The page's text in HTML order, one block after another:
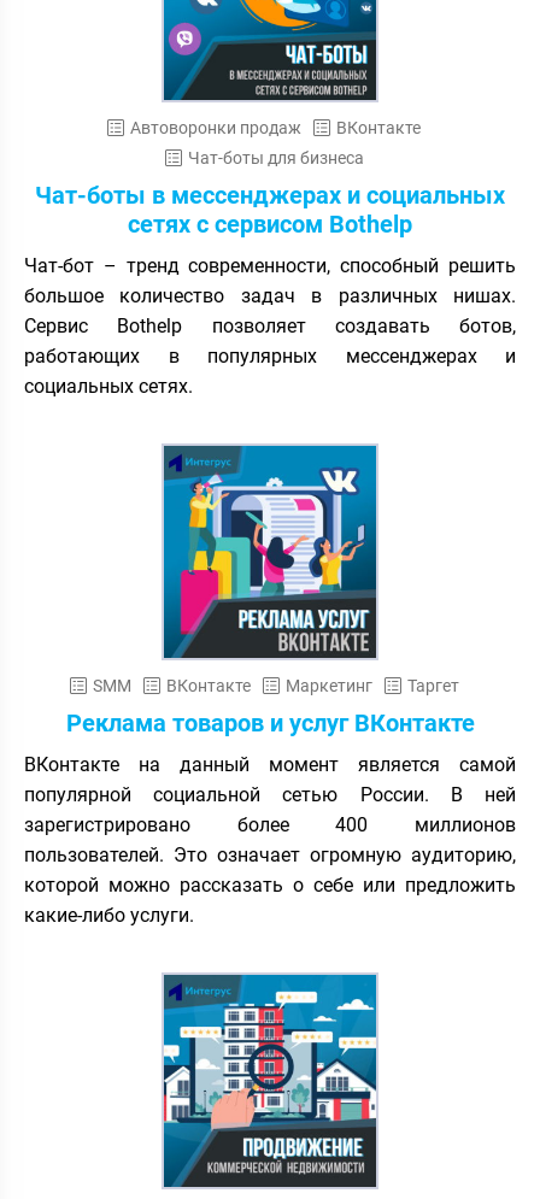
Автоворонки продаж
ВКонтакте
Чат-боты для бизнеса
Чат-боты в мессенджерах и социальных
сетях с сервисом Bothelp
Чат-бот – тренд современности, способный решить
большое количество задач в различных нишах.
Сервис Bothelp позволяет создавать ботов,
работающих в популярных мессенджерах и
социальных сетях.
SMM ВКонтакте Маркетинг Таргет
Реклама товаров и услуг ВКонтакте
ВКонтакте на данный момент является самой
популярной социальной сетью России. В ней
зарегистрировано более 400 миллионов
пользователей. Это означает огромную аудиторию,
которой можно рассказать о себе или предложить
какие-либо услуги.